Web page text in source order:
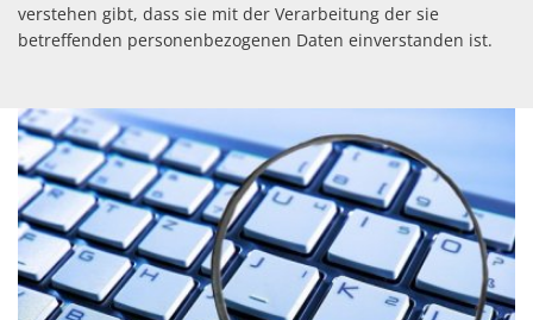
verstehen gibt, dass sie mit der Verarbeitung der sie
betreffenden personenbezogenen Daten einverstanden ist.